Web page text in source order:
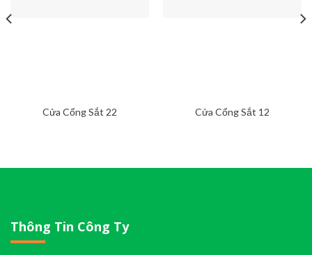
Cửa Cổng Sắt 22 Cửa Cổng Sắt 12
Thông Tin Công Ty